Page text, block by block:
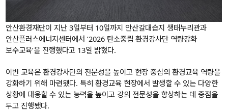
안산환경재단이 지난 3일부터 10일까지 안산갈대습지 생태누리관과
안산플러스에너지센터에서 ‘2026 탄소중립 환경강사단 역량강화
보수교육’을 진행했다고 13일 밝혔다.
이번 교육은 환경강사단의 전문성을 높이고 현장 중심의 환경교육 역량을
강화하기 위해 마련됐다. 특히 환경교육 현장에서 발생할 수 있는 다양한
상황에 대응할 수 있는 능력을 높이고 강의 전문성을 향상하는 데 중점을
두고 진행됐다.